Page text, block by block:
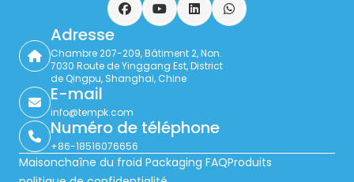
FacebookYouTubeLinkedInWhatsApp
Adresse
Chambre 207-209, Bâtiment 2, Non.
7030 Route de Yinggang Est, District
de Qingpu, Shanghai, Chine
E-mail
info@tempk.com
Numéro de téléphone
+86-18516076656
Maisonchaîne du froid Packaging FAQProduits